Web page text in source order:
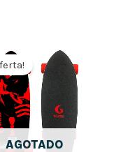
AGOTADO
precio
original
era:
280,00€.
actual